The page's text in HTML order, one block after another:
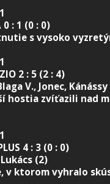
0 : 1 (0 : 0)
s vysoko
2 : 5 (2 : 4)
V., Jonec, Kánássy
hostia zvíťazili nad
4 : 3 (0 : 0)
(2)
v ktorom vyhralo